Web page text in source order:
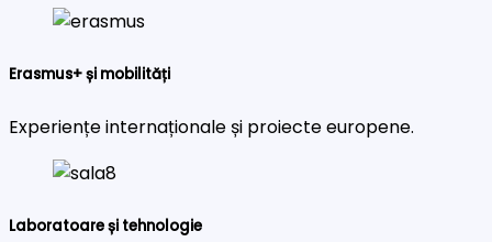
Erasmus+ și mobilități
Experiențe internaționale și proiecte europene.
Laboratoare și tehnologie